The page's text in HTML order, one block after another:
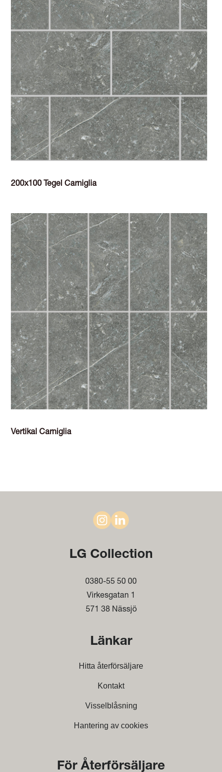
200x100 Tegel Carniglia
Vertikal Carniglia
LG Collection
0380-55 50 00
Virkesgatan 1
571 38 Nässjö
Länkar
Hitta återförsäljare
Kontakt
Visselblåsning
Hantering av cookies
För Återförsäljare